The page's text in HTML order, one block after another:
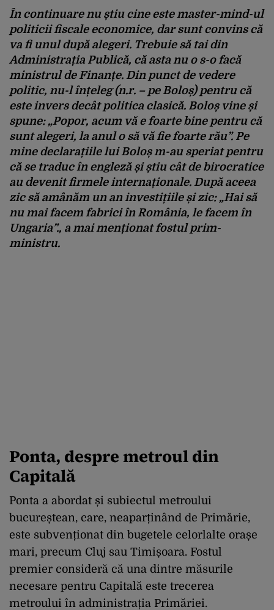
În continuare nu știu cine este master-mind-ul
politicii fiscale economice, dar sunt convins că
va fi unul după alegeri. Trebuie să tai din
Administrația Publică, că asta nu o s-o facă
ministrul de Finanțe. Din punct de vedere
politic, nu-l înțeleg (n.r. – pe Boloș) pentru că
este invers decât politica clasică. Boloș vine și
spune: „Popor, acum vă e foarte bine pentru că
sunt alegeri, la anul o să vă fie foarte rău”. Pe
mine declarațiile lui Boloș m-au speriat pentru
că se traduc în engleză și știu cât de birocratice
au devenit firmele internaționale. După aceea
zic să amânăm un an investițiile și zic: „Hai să
nu mai facem fabrici în România, le facem în
Ungaria”., a mai menționat fostul prim-
ministru.
Ponta, despre metroul din
Capitală
Ponta a abordat și subiectul metroului
bucureștean, care, neaparținând de Primărie,
este subvenționat din bugetele celorlalte orașe
mari, precum Cluj sau Timișoara. Fostul
premier consideră că una dintre măsurile
necesare pentru Capitală este trecerea
metroului în administrația Primăriei.